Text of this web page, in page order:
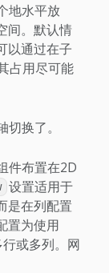
地水平放
间。默认情
以通过在子
占用尽可能
换了。
件布置在2D
设置适用于
是在列配置
置为使用
或多列。网